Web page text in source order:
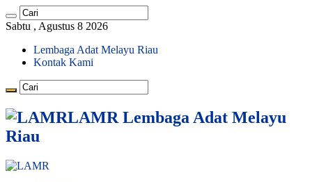
Sabtu , Agustus 8 2026
Lembaga Adat Melayu Riau
Kontak Kami
LAMR Lembaga Adat Melayu
Riau